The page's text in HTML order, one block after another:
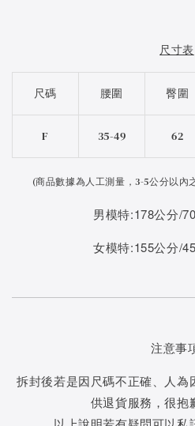
尺寸表
尺碼 腰圍 臀圍
F 35-49 62
(商品數據為人工測量，3-5公分以內
男模特:178公分/
女模特:155公分/
注意事
拆封後若是因尺碼不正確、人為
供退貨服務，很抱